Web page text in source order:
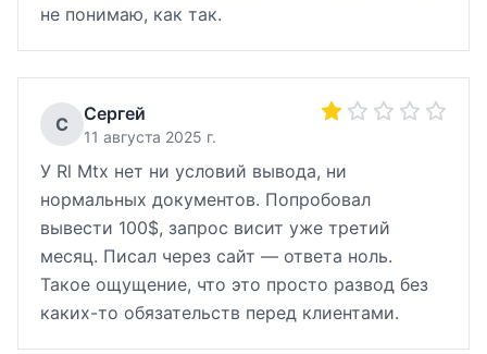
не понимаю, как так.
С Сергей
11 августа 2025 г.
У Rl Mtx нет ни условий вывода, ни
нормальных документов. Попробовал
вывести 100$, запрос висит уже третий
месяц. Писал через сайт — ответа ноль.
Такое ощущение, что это просто развод без
каких-то обязательств перед клиентами.